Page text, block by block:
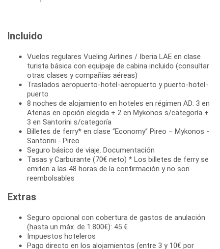
Incluido
Vuelos regulares Vueling Airlines / Iberia LAE en clase
turista básica con equipaje de cabina incluido (consultar
otras clases y compañías aéreas)
Traslados aeropuerto-hotel-aeropuerto y puerto-hotel-
puerto
8 noches de alojamiento en hoteles en régimen AD: 3 en
Atenas en opción elegida + 2 en Mykonos s/categoría +
3 en Santorini s/categoría
Billetes de ferry* en clase “Economy” Pireo – Mykonos -
Santorini - Pireo
Seguro básico de viaje. Documentación
Tasas y Carburante (70€ neto) * Los billetes de ferry se
emiten a las 48 horas de la confirmación y no son
reembolsables
Extras
Seguro opcional con cobertura de gastos de anulación
(hasta un máx. de 1.800€): 45 €
Impuestos hoteleros
Pago directo en los alojamientos (entre 3 y 10€ por